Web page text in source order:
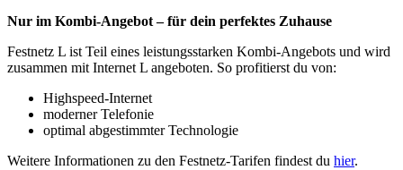
Nur im Kombi-Angebot – für dein perfektes Zuhause
Festnetz L ist Teil eines leistungsstarken Kombi-Angebots und wird
zusammen mit Internet L angeboten. So profitierst du von:
Highspeed-Internet
moderner Telefonie
optimal abgestimmter Technologie
Weitere Informationen zu den Festnetz-Tarifen findest du hier.